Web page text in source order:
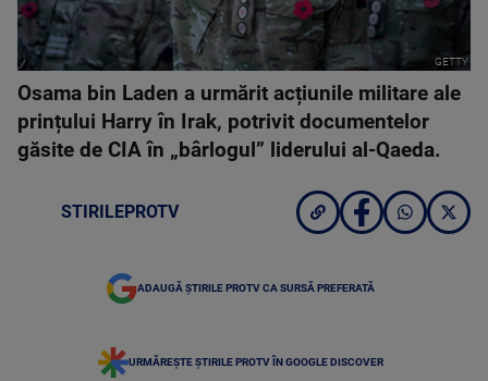
GETTY
Osama bin Laden a urmărit acțiunile militare ale
prințului Harry în Irak, potrivit documentelor
găsite de CIA în „bârlogul” liderului al-Qaeda.
STIRILEPROTV
ADAUGĂ ȘTIRILE PROTV CA SURSĂ PREFERATĂ
URMĂREȘTE ȘTIRILE PROTV ÎN GOOGLE DISCOVER